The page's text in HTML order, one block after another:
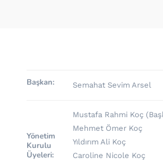
Başkan: Semahat Sevim Arsel
Yönetim
Kurulu
Üyeleri:
Mustafa Rahmi Koç
Mehmet Ömer Koç
Yıldırım Ali Koç
Caroline Nicole Koç